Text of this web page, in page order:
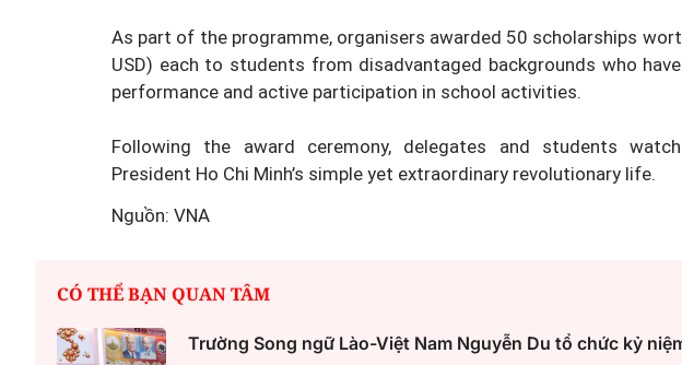
As part of the programme, organisers awarded 50 scholarships
USD) each to students from disadvantaged backgrounds who
performance and active participation in school activities.
Following the award ceremony, delegates and students
President Ho Chi Minh’s simple yet extraordinary revolutionary life.
Nguồn: VNA
CÓ THỂ BẠN QUAN TÂM
Trường Song ngữ Lào-Việt Nam Nguyễn Du tổ chức kỷ
mảnh đất và bản án vì lẽ công